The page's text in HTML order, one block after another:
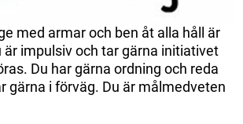
med armar och ben åt alla håll är
är impulsiv och tar gärna initiativet
Du har gärna ordning och reda
gärna i förväg. Du är målmedveten